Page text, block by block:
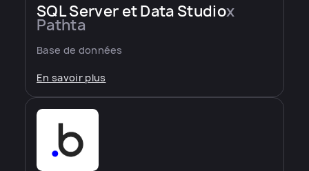
SQL Server et Data Studiox
Pathta
Base de données
En savoir plus